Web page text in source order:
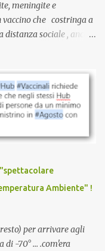
meningite e
che costringa a
distanza sociale , anche
di ricompense,
mai visto
fatto. Se non sei stato
farti sentire una
vaccino che minacci le
permettesse a un
Dopo tutti i vaccini
"spettacolare
Ambiente" !
per arrivare agli
-70° ... .com'era